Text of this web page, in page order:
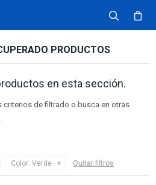
PRODUCTOS
en esta sección.
criterios de filtrado o busca en otras
Color: Verde Quitar filtros